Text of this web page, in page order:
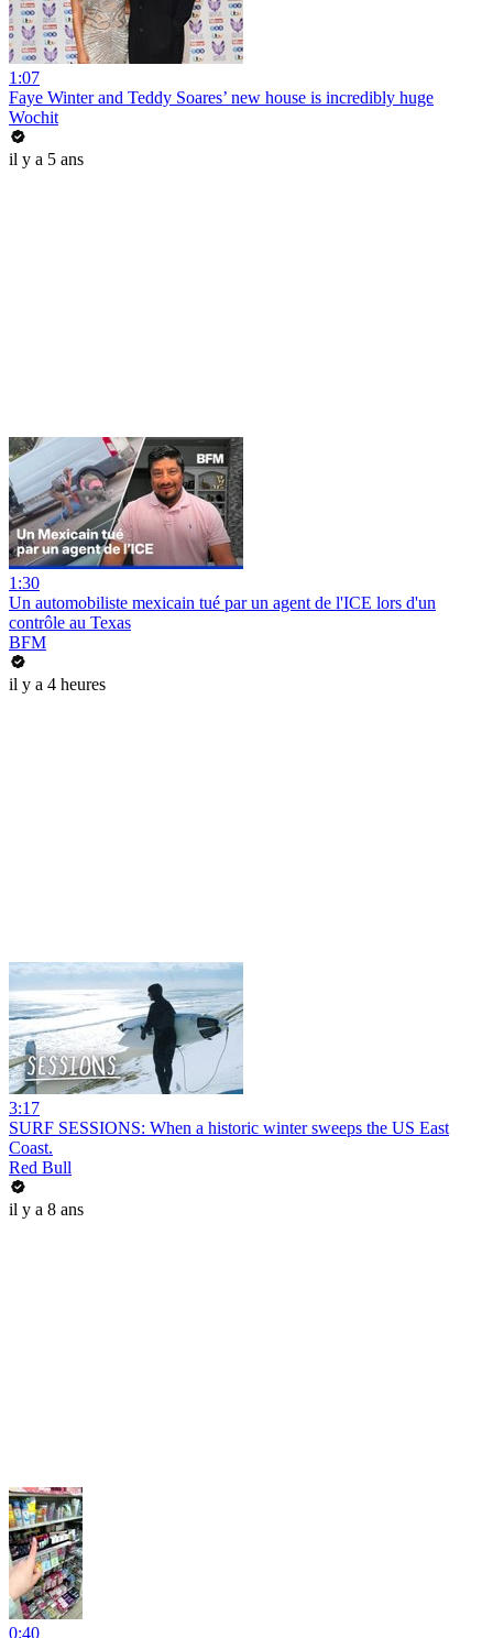
1:07
Faye Winter and Teddy Soares’ new house is incredibly huge
Wochit
il y a 5 ans
1:30
Un automobiliste mexicain tué par un agent de l'ICE lors d'un
contrôle au Texas
BFM
il y a 4 heures
3:17
SURF SESSIONS: When a historic winter sweeps the US East
Coast.
Red Bull
il y a 8 ans
0:40